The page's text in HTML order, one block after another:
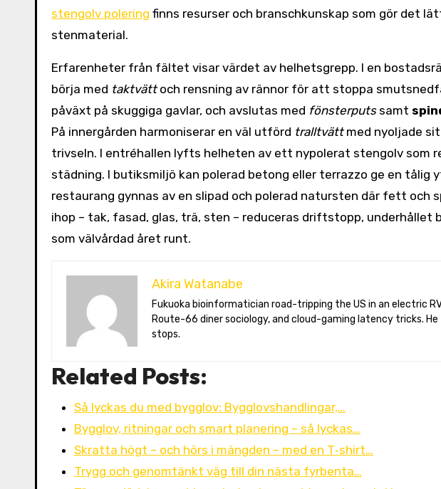
stengolv polering finns resurser och branschkunskap som gör det
stenmaterial.
Erfarenheter från fältet visar värdet av helhetsgrepp. I en
börja med taktvättoch rensning av rännor för att stoppa
påväxt på skuggiga gavlar, och avslutas med fönsterputssamt
På innergården harmoniserar en väl utförd tralltvättmed nyoljade
trivseln. I entréhallen lyfts helheten av ett nypolerat stengolv som
städning. I butiksmiljö kan polerad betong eller terrazzo ge en tålig
restaurang gynnas av en slipad och polerad natursten där fett och
ihop – tak, fasad, glas, trä, sten – reduceras driftstopp,
som välvårdad året runt.
Akira Watanabe
Fukuoka bioinformatician road-tripping the US in an electric RV. Akira writes about CRISPR snacking crops,
Route-66 diner sociology, and cloud-gaming latency tricks.
stops.
Related Posts:
Så lyckas du med bygglov: Bygglovshandlingar,…
Bygglov, ritningar och smart planering – så lyckas…
Skratta högt – och hörs i mängden – med en T‑shirt…
Trygg och genomtänkt väg till din nästa fyrbenta…